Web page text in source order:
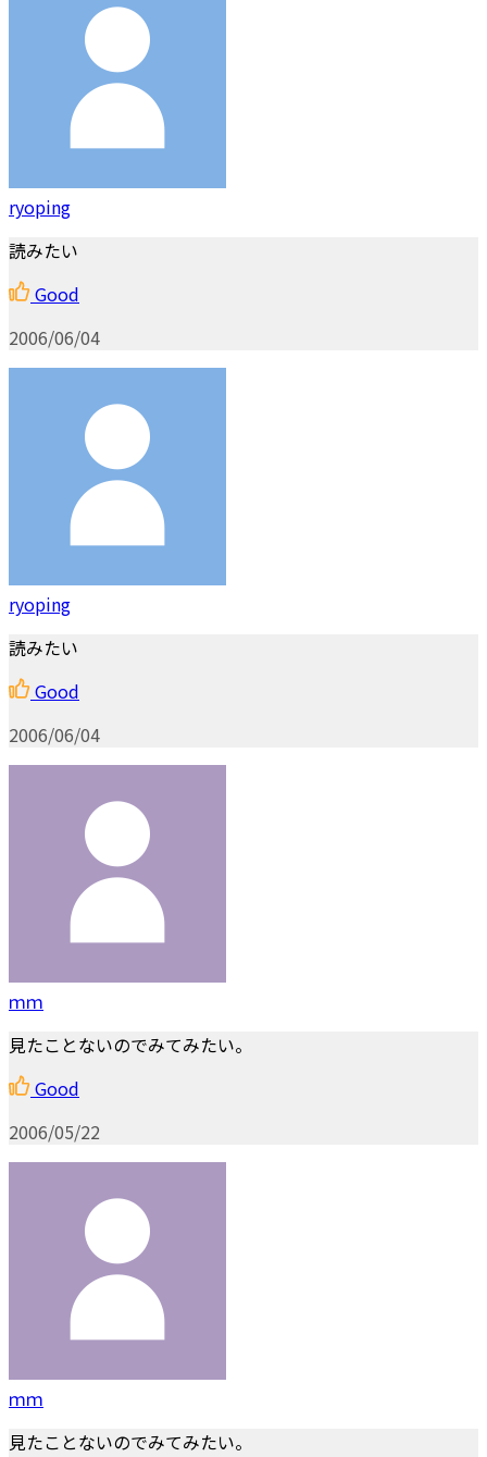
ryoping
読みたい
Good
2006/06/04
ryoping
読みたい
Good
2006/06/04
ｍｍ
見たことないのでみてみたい。
Good
2006/05/22
ｍｍ
見たことないのでみてみたい。